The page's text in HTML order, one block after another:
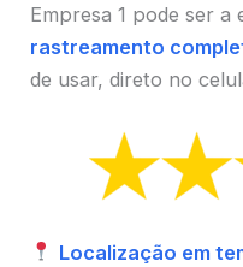
Empresa 1 pode ser a
rastreamento
de usar, direto no
Localização em